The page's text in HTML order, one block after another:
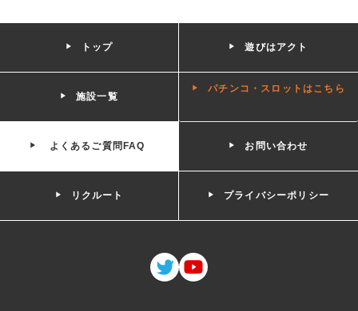
トップ 遊びはアクト
施設一覧
パチンコ・スロットはこちら
よくあるご質問FAQ お問い合わせ
リクルート プライバシーポリシー